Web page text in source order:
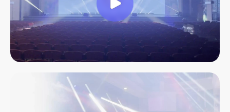
Наш эксклюзивный
дистрибьютор
Наш
сертифицированный
партнер
РАЗМЕСТИТЬ ЗАКАЗ